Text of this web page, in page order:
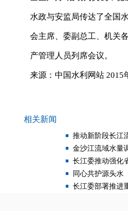
水政与安监局传达了全国
会主席、委副总工、机关
产管理人员列席会议。
来源：中国水利网站 2015
相关新闻
推动新阶段长江
金沙江流域水量
长江委推动强化
同心共护源头水
长江委部署推进